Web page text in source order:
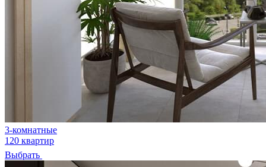
3-комнатные
120 квартир
Выбрать